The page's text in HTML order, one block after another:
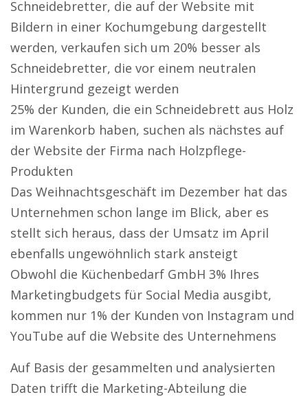
Schneidebretter, die auf der Website mit
Bildern in einer Kochumgebung dargestellt
werden, verkaufen sich um 20% besser als
Schneidebretter, die vor einem neutralen
Hintergrund gezeigt werden
25% der Kunden, die ein Schneidebrett aus Holz
im Warenkorb haben, suchen als nächstes auf
der Website der Firma nach Holzpflege-
Produkten
Das Weihnachtsgeschäft im Dezember hat das
Unternehmen schon lange im Blick, aber es
stellt sich heraus, dass der Umsatz im April
ebenfalls ungewöhnlich stark ansteigt
Obwohl die Küchenbedarf GmbH 3% Ihres
Marketingbudgets für Social Media ausgibt,
kommen nur 1% der Kunden von Instagram und
YouTube auf die Website des Unternehmens
Auf Basis der gesammelten und analysierten
Daten trifft die Marketing-Abteilung die